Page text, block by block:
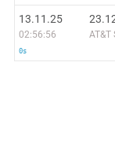
13.11.25
02:56:56
0s
AT&T